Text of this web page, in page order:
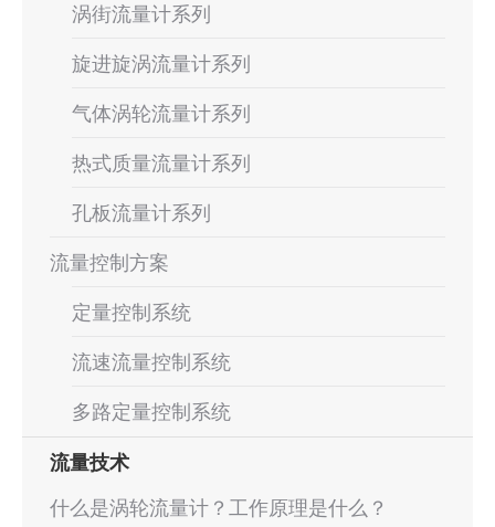
涡街流量计系列
旋进旋涡流量计系列
气体涡轮流量计系列
热式质量流量计系列
孔板流量计系列
流量控制方案
定量控制系统
流速流量控制系统
多路定量控制系统
流量技术
什么是涡轮流量计？工作原理是什么？